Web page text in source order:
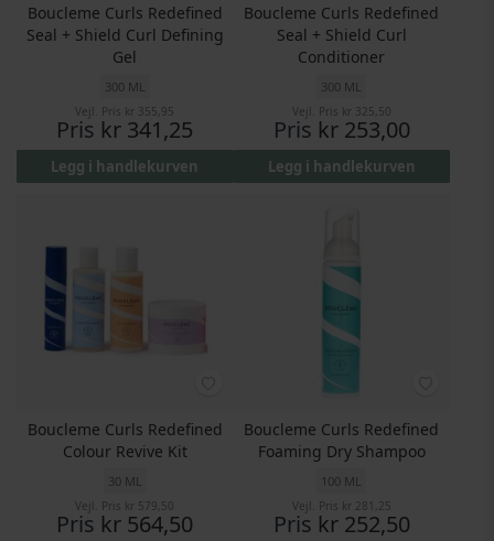
Boucleme Curls Redefined
Seal + Shield Curl Defining
Gel
300 ML
Vejl. Pris kr 355,95
Pris kr 341,25
Legg i handlekurven
Boucleme Curls Redefined
Seal + Shield Curl
Conditioner
300 ML
Vejl. Pris kr 325,50
Pris kr 253,00
Legg i handlekurven
Boucleme Curls Redefined
Colour Revive Kit
30 ML
Vejl. Pris kr 579,50
Pris kr 564,50
Boucleme Curls Redefined
Foaming Dry Shampoo
100 ML
Vejl. Pris kr 281,25
Pris kr 252,50